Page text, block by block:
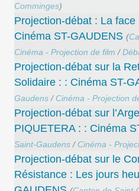
Comminges)
Projection-débat : La
Cinéma ST-GAUDENS (
Cinéma - Projection de film /
Projection-débat sur la
Solidaire : : Cinéma ST-
Gaudens / Cinéma - Projection
Projection-débat sur
PIQUETERA : : Cinéma
Saint-Gaudens / Cinéma -
Projection-débat sur le
Résistance : Les jours